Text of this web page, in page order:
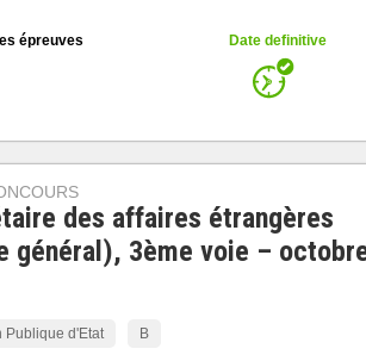
épreuves Date definitive
des affaires étrangères
général), 3ème voie –
Publique d'Etat B